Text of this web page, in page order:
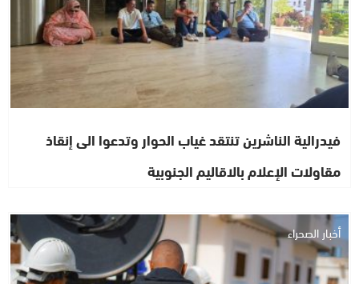
فيدرالية الناشرين تنتقد غياب الحوار وتدعوا الى إنقاذ
مقاولات الإعلام بالاقاليم الجنوبية
أخبار الصحراء